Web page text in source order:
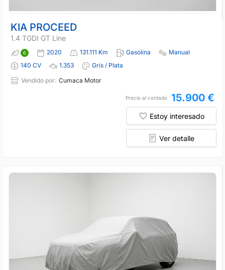
KIA PROCEED
1.4 TGDI GT Line
2020 131.111 Km Gasolina
Manual
140 CV
1.353
Gris / Plata
Vendido por: Cumaca Motor
Precio al contado 15.900 €
Estoy interesado
Ver detalle